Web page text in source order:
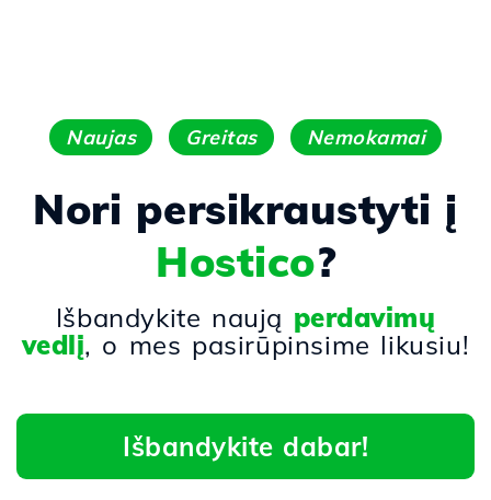
Naujas Greitas Nemokamai
Nori persikraustyti į
Hostico?
Išbandykite naują perdavimų
vedlį, o mes pasirūpinsime likusiu!
Išbandykite dabar!